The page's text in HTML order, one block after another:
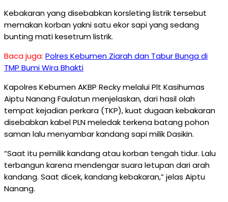
Kebakaran yang disebabkan korsleting listrik tersebut
memakan korban yakni satu ekor sapi yang sedang
bunting mati kesetrum listrik.
Baca juga: Polres Kebumen Ziarah dan Tabur Bunga di
TMP Bumi Wira Bhakti
Kapolres Kebumen AKBP Recky melalui Plt Kasihumas
Aiptu Nanang Faulatun menjelaskan, dari hasil olah
tempat kejadian perkara (TKP), kuat dugaan kebakaran
disebabkan kabel PLN meledak terkena batang pohon
saman lalu menyambar kandang sapi milik Dasikin.
“Saat itu pemilik kandang atau korban tengah tidur. Lalu
terbangun karena mendengar suara letupan dari arah
kandang. Saat dicek, kandang kebakaran,” jelas Aiptu
Nanang.